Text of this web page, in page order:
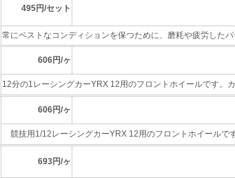
495円/セット
常にベストなコンディションを保つために、磨耗や疲労したパ
606円/ヶ
12分の1レーシングカーYRX 12用のフロントホイールです。
606円/ヶ
競技用1/12レーシングカーYRX 12用のフロントホイールで
693円/ヶ